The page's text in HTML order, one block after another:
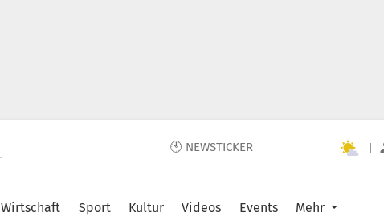
🕙 NEWSTICKER |
Wirtschaft Sport Kultur Videos Events Mehr